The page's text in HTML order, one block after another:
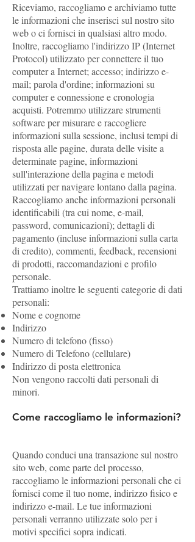
Riceviamo, raccogliamo e archiviamo tutte
le informazioni che inserisci sul nostro sito
web o ci fornisci in qualsiasi altro modo.
Inoltre, raccogliamo l'indirizzo IP (Internet
Protocol) utilizzato per connettere il tuo
computer a Internet; accesso; indirizzo e-
mail; parola d'ordine; informazioni su
computer e connessione e cronologia
acquisti. Potremmo utilizzare strumenti
software per misurare e raccogliere
informazioni sulla sessione, inclusi tempi di
risposta alle pagine, durata delle visite a
determinate pagine, informazioni
sull'interazione della pagina e metodi
utilizzati per navigare lontano dalla pagina.
Raccogliamo anche informazioni personali
identificabili (tra cui nome, e-mail,
password, comunicazioni); dettagli di
pagamento (incluse informazioni sulla carta
di credito), commenti, feedback, recensioni
di prodotti, raccomandazioni e profilo
personale.
Trattiamo inoltre le seguenti categorie di dati
personali:
Nome e cognome
Indirizzo
Numero di telefono (fisso)
Numero di Telefono (cellulare)
Indirizzo di posta elettronica
Non vengono raccolti dati personali di
minori.
Come raccogliamo le informazioni?
Quando conduci una transazione sul nostro
sito web, come parte del processo,
raccogliamo le informazioni personali che ci
fornisci come il tuo nome, indirizzo fisico e
indirizzo e-mail. Le tue informazioni
personali verranno utilizzate solo per i
motivi specifici sopra indicati.